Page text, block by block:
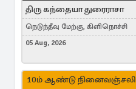
திரு கந்தையா துரைராசா
நெடுந்தீவு மேற்கு, கிளிநொச்சி
05 Aug, 2026
10ம் ஆண்டு நினைவஞ்சலி